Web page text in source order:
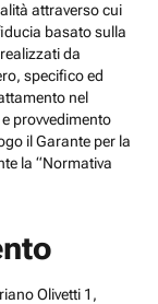
attraverso cui
basato sulla
da
specifico ed
nel
provvedimento
il Garante per la
la “Normativa
Olivetti 1,